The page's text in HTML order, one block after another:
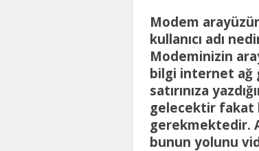
Modem
kullanıcı adı
Modeminizin
bilgi internet ağ
satırınıza
gelecektir fakat
gerekmektedir.
bunun yolunu